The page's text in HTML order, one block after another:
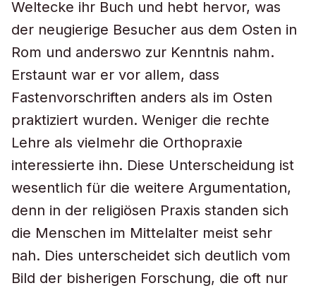
Weltecke ihr Buch und hebt hervor, was
der neugierige Besucher aus dem Osten in
Rom und anderswo zur Kenntnis nahm.
Erstaunt war er vor allem, dass
Fastenvorschriften anders als im Osten
praktiziert wurden. Weniger die rechte
Lehre als vielmehr die Orthopraxie
interessierte ihn. Diese Unterscheidung ist
wesentlich für die weitere Argumentation,
denn in der religiösen Praxis standen sich
die Menschen im Mittelalter meist sehr
nah. Dies unterscheidet sich deutlich vom
Bild der bisherigen Forschung, die oft nur